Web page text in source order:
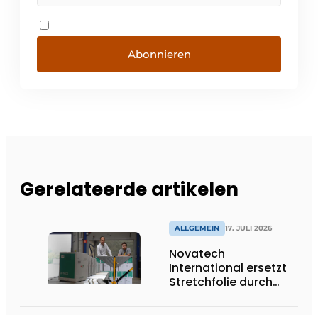
Abonnieren
Gerelateerde artikelen
ALLGEMEIN 17. JULI 2026
Novatech
International ersetzt
Stretchfolie durch